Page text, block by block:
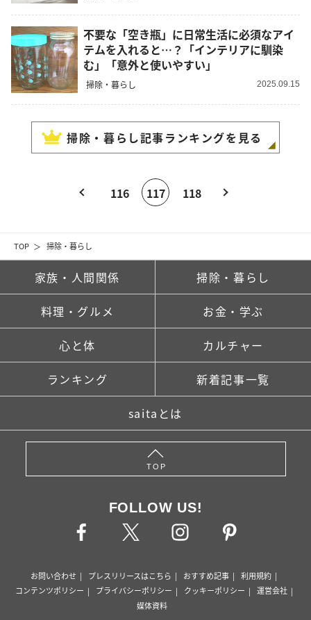
TOP 掃除・暮らし
不要な「空き瓶」に日常生活に必須なアイ
テムを入れると…？「インテリアに馴染
む」「意外と使いやすい」
掃除・暮らし 2025.09.15
掃除・暮らし記事ランキングを見る
116 117 118
家族・人間関係 掃除・暮らし
料理・グルメ お金・学ぶ
心と体 カルチャー
ランキング 新着記事一覧
saitaとは
TOP
FOLLOW US!
お問い合わせ プレスリリースはこちら おすすめ記事
利用規約
コンテンツポリシー
プライバシーポリシー クッキーポリシー
運営会社
媒体資料